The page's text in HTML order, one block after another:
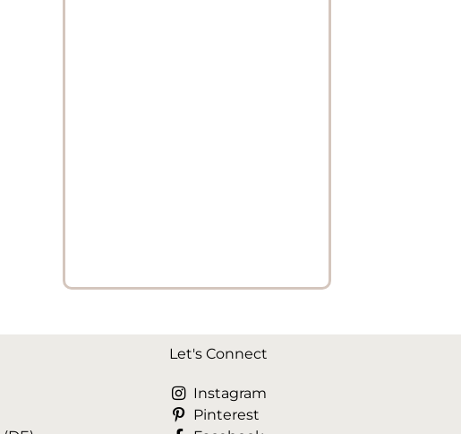
Let's Connect
Instagram
Pinterest